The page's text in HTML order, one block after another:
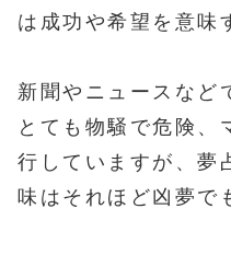
は成功や希望を意味
新聞やニュースなど
とても物騒で危険、
行していますが、夢
味はそれほど凶夢で